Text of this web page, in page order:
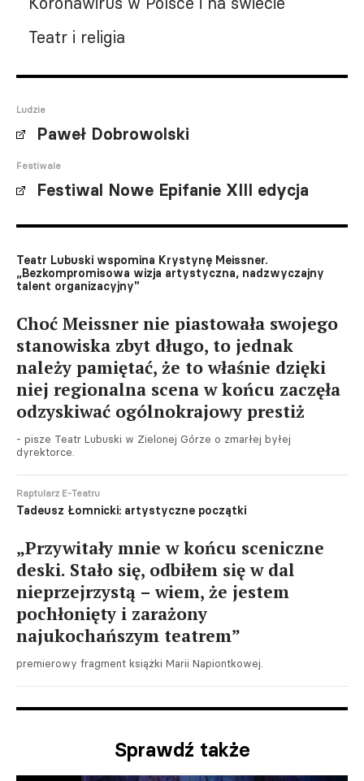
Teatr i religia
Ludzie
Paweł Dobrowolski
Festiwale
Festiwal Nowe Epifanie XIII edycja
Teatr Lubuski wspomina Krystynę Meissner.
„Bezkompromisowa wizja artystyczna, nadzwyczajny
talent organizacyjny"
Choć Meissner nie piastowała swojego
stanowiska zbyt długo, to jednak
należy pamiętać, że to właśnie dzięki
niej regionalna scena w końcu zaczęła
odzyskiwać ogólnokrajowy prestiż
- pisze Teatr Lubuski w Zielonej Górze o zmarłej byłej
dyrektorce.
Raptularz E-Teatru
Tadeusz Łomnicki: artystyczne początki
„Przywitały mnie w końcu sceniczne
deski. Stało się, odbiłem się w dal
nieprzejrzystą – wiem, że jestem
pochłonięty i zarażony
najukochańszym teatrem”
premierowy fragment książki Marii Napiontkowej.
Sprawdź także